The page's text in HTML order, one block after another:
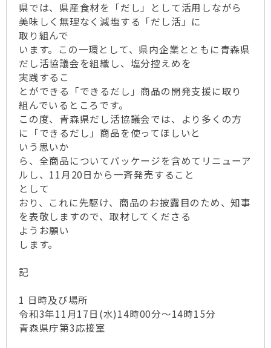
県では、県産食材を「だし」として活用しながら
美味しく無理なく減塩する「だし活」に
取り組んで
います。この一環として、県内企業とともに青森県
だし活協議会を組織し、塩分控えめを
実践するこ
とができる「できるだし」商品の開発支援に取り
組んでいるところです。
この度、青森県だし活協議会では、より多くの方
に「できるだし」商品を使ってほしいと
いう思いか
ら、全商品についてパッケージを含めてリニューア
ルし、11月20日から一斉発売すること
として
おり、これに先駆け、商品のお披露目のため、知事
を表敬しますので、取材してくださる
ようお願い
します。
記
1 日時及び場所
令和3年11月17日(水)14時00分～14時15分
青森県庁第3応接室